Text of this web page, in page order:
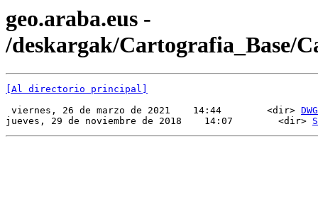
geo.araba.eus -
/deskargak/Cartografia_Base/
[Al directorio principal]
viernes, 26 de marzo de 2021    14:44        <dir>
jueves, 29 de noviembre de 2018    14:07        <dir>